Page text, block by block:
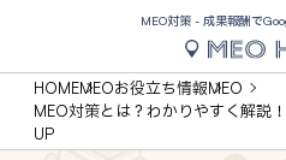
MEO対策 - 成果報酬で
HOMEMEOお役立ち情報MEO
MEO対策とは？わかりやすく解説
UP